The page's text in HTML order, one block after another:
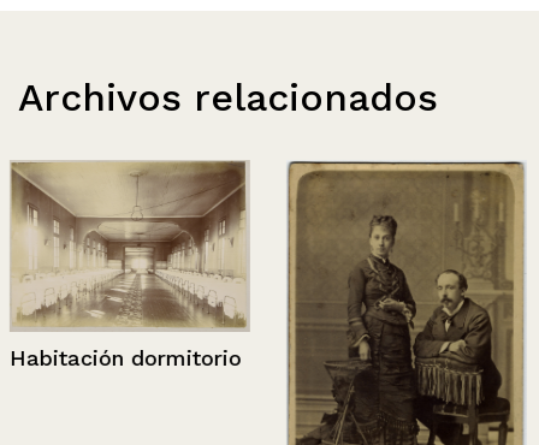
Archivos relacionados
Habitación dormitorio